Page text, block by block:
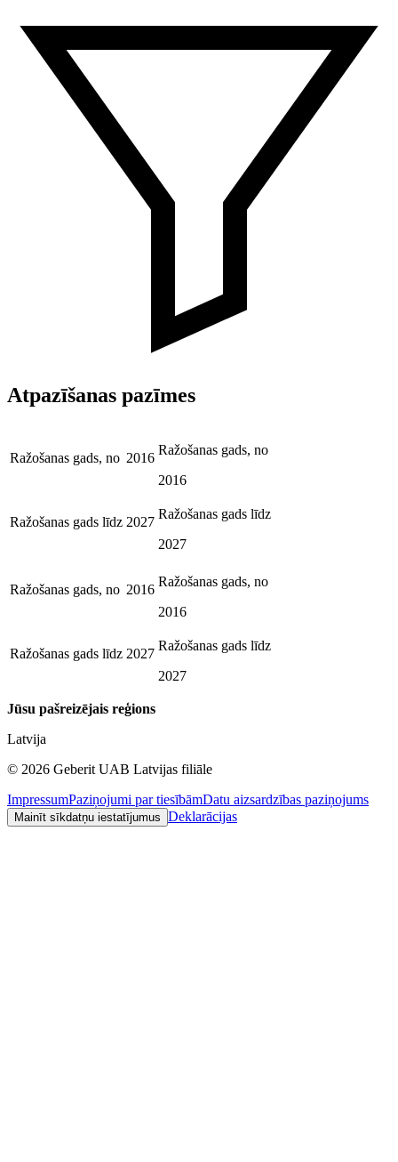
Atpazīšanas pazīmes
Ražošanas gads, no 2016
Ražošanas gads, no
2016
Ražošanas gads līdz 2027
Ražošanas gads līdz
2027
Ražošanas gads, no 2016
Ražošanas gads, no
2016
Ražošanas gads līdz 2027
Ražošanas gads līdz
2027
Jūsu pašreizējais reģions
Latvija
© 2026 Geberit UAB Latvijas filiāle
ImpressumPaziņojumi par tiesībāmDatu aizsardzības paziņojums
Mainīt sīkdatņu iestatījumus Deklarācijas